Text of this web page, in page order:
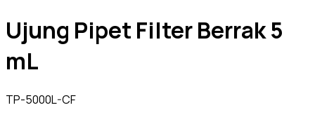
Ujung Pipet Filter Berrak 5
mL
TP-5000L-CF